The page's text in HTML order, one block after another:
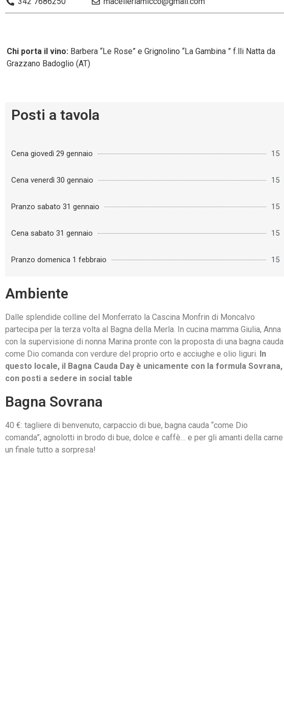
Chi porta il vino: Barbera “Le Rose” e Grignolino “La Gambina ” f.lli Natta da
Grazzano Badoglio (AT)
Posti a tavola
Cena giovedì 29 gennaio 15
Cena venerdì 30 gennaio 15
Pranzo sabato 31 gennaio 15
Cena sabato 31 gennaio 15
Pranzo domenica 1 febbraio 15
Ambiente
Dalle splendide colline del Monferrato la Cascina Monfrin di Moncalvo
partecipa per la terza volta al Bagna della Merla. In cucina mamma Giulia, Anna
con la supervisione di nonna Marina pronte con la proposta di una bagna cauda
come Dio comanda con verdure del proprio orto e acciughe e olio liguri. In
questo locale, il Bagna Cauda Day è unicamente con la formula Sovrana,
con posti a sedere in social table
Bagna Sovrana
40 €: tagliere di benvenuto, carpaccio di bue, bagna cauda “come Dio
comanda”, agnolotti in brodo di bue, dolce e caffè… e per gli amanti della carne
un finale tutto a sorpresa!